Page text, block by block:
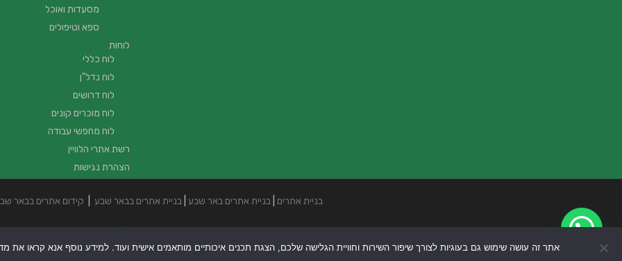
מסעדות ואוכל
ספא וטיפולים
לוחות
לוח כללי
לוח נדל"ן
לוח דרושים
לוח מוכרים קונים
לוח מחפשי עבודה
רשת אתרי הלוויין
הצהרת נגישות
בניית אתרים בניית אתרים באר שבע בניית אתרים בבאר שבע קידום אתרים בבאר
אתר זה עושה שימוש גם בעוגיות לצורך שיפור השירות וחוויית הגלישה שלכם, הצגת תכנים איכותיים מותאמים אישית ועוד. למידע נוסף אנא קראו את